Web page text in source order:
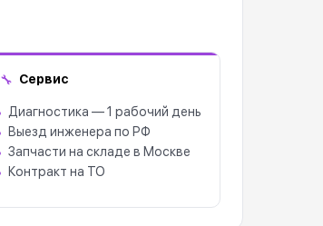
🔧 Сервис
Диагностика — 1 рабочий день
Выезд инженера по РФ
Запчасти на складе в Москве
Контракт на ТО